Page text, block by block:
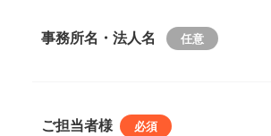
事務所名・法人名
ご担当者様